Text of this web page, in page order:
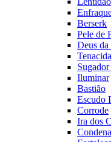
Berserk
Pele de
Deus da
Iluminar
Bastião
Escudo
Corrode
Ira dos